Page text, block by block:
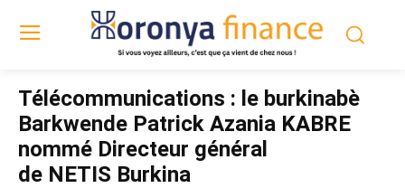
Télécommunications : le burkinabè
Barkwende Patrick Azania KABRE
nommé Directeur général
de NETIS Burkina